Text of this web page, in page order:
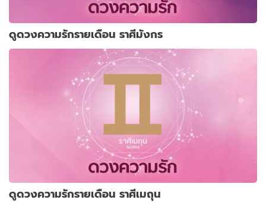
ดูดวงความรักรายเดือน ราศีมังกร
ดูดวงความรักรายเดือน ราศีเมถุน